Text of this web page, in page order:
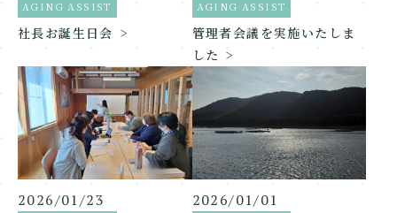
AGING ASSIST
社長お誕生日会
AGING ASSIST
管理者会議を実施いたしま
した
2026/01/23 2026/01/01